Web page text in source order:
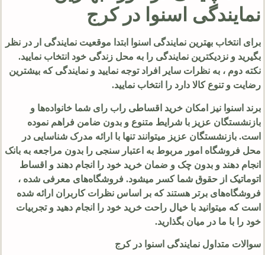
نمایندگی اسنوا در کرج
برای انتخاب بهترین نمایندگی اسنوا ابتدا موقعیت نمایندگی ار در نظر
بگیرید و نزدیکترین نمایندگی را به محل زندگی خود انتخاب نمایید.
نکته دوم ، به نظرات سایر افراد توجه نمایید و نمایندگی که بیشترین
رضایت و تنوع کالا دارد را انتخاب نمایید.
برند اسنوا نیز امکان خرید اقساطی راب رای شما خانواده‌ها و
بازنشستگان عزیز با شرایط متنوع و بدون ضامن فراهم نموده
است. بازنشستگان عزیز میتوانند تنها با ارائه مدرک شناسایی در
محل فروشگاه امور مربوط به اعتبار سنجی را بدون مراجعه به بانک
انجام دهند و بدون چک و ضمان خرید خود را انجام دهند و اقساط
اتوماتیک از حقوق شما کسر میشود. فروشگاه‌های معرفی شده ،
فروشگاه‌های برتر هستند که بر اساس نظرات کاربران ارائه شده
است که میتوانید با خیال راحت خرید خود را انجام دهید و تجربیات
خود را با ما در میان بگذارید.
سوالات متداول نمایندگی اسنوا در کرج